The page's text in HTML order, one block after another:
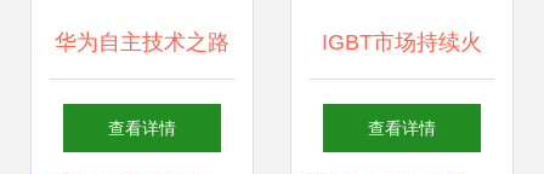
华为自主技术之路
低端起步的芯片工
查看详情
IGBT市场持续火
热，国产企业崛起
查看详情